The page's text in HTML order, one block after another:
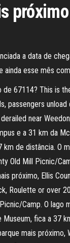
a data de
ainda esse mês com
de 67114? This is
passengers
near
e a 31 km da
km de distância. O
Old Mill Picnic/
próximo, Ellis
Roulette or over
Camp. O lago
fica a 37
mais